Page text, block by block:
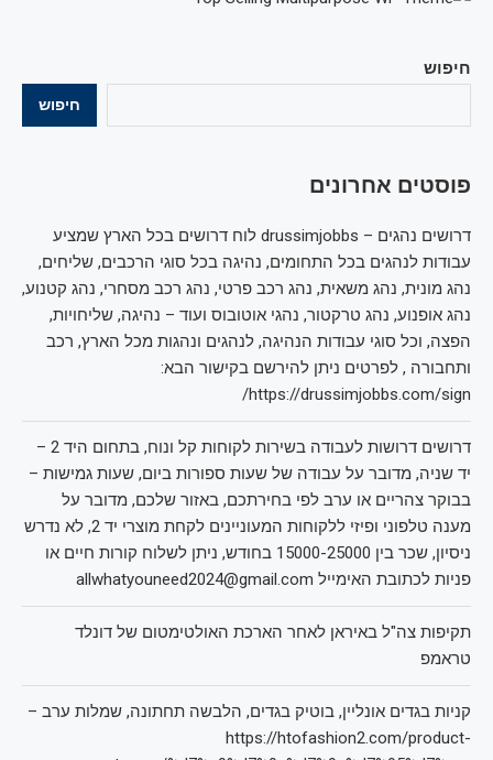
חיפוש
חיפוש
פוסטים אחרונים
דרושים נהגים – drussimjobbs לוח דרושים בכל הארץ שמציע
עבודות לנהגים בכל התחומים, נהיגה בכל סוגי הרכבים, שליחים,
נהג מונית, נהג משאית, נהג רכב פרטי, נהג רכב מסחרי, נהג קטנוע,
נהג אופנוע, נהג טרקטור, נהגי אוטובוס ועוד – נהיגה, שליחויות,
הפצה, וכל סוגי עבודות הנהיגה, לנהגים ונהגות מכל הארץ, רכב
ותחבורה , לפרטים ניתן להירשם בקישור הבא:
https://drussimjobbs.com/sign/
דרושים דרושות לעבודה בשירות לקוחות קל ונוח, בתחום היד 2 –
יד שניה, מדובר על עבודה של שעות ספורות ביום, שעות גמישות –
בבוקר צהריים או ערב לפי בחירתכם, באזור שלכם, מדובר על
מענה טלפוני ופיזי ללקוחות המעוניינים לקחת מוצרי יד 2, לא נדרש
ניסיון, שכר בין 15000-25000 בחודש, ניתן לשלוח קורות חיים או
פניות לכתובת האימייל allwhatyouneed2024@gmail.com
תקיפות צה"ל באיראן לאחר הארכת האולטימטום של דונלד
טראמפ
קניות בגדים אונליין, בוטיק בגדים, הלבשה תחתונה, שמלות ערב –
https://htofashion2.com/product-